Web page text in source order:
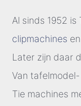
Al sinds 1952
clipmachines
Later zijn daar
Van
Tie machines